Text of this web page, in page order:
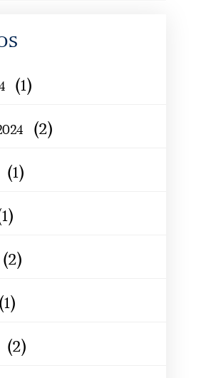
(1)
(2)
(1)
(2)
(1)
(2)